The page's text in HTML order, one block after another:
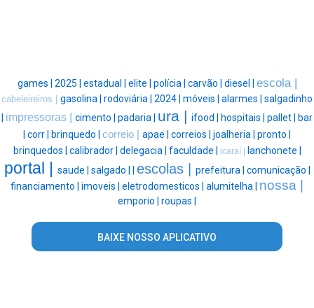
games | 2025 | estadual | elite | polícia | carvão | diesel | escola |
cabeleireiros | gasolina | rodoviária | 2024 | móveis | alarmes | salgadinho
impressoras | cimento | padaria | ura | ifood | hospitais | pallet |
bar
corr | brinquedo | correio | apae | correios | joalheria | pronto |
brinquedos | calibrador | delegacia | faculdade | icaraí | lanchonete |
portal | saude | salgado | escolas | prefeitura | comunicação |
financiamento | imoveis | eletrodomesticos | alumitelha | nossa |
emporio | roupas |
BAIXE NOSSO APLICATIVO